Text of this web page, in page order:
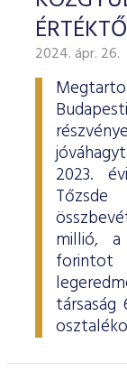
2024. ápr. 26.
2023.
millió,